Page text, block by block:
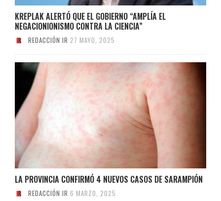
KREPLAK ALERTÓ QUE EL GOBIERNO “AMPLÍA EL
NEGACIONIONISMO CONTRA LA CIENCIA”
REDACCIÓN IR 27 MAYO, 2025
LA PROVINCIA CONFIRMÓ 4 NUEVOS CASOS DE SARAMPIÓN
REDACCIÓN IR 6 MARZO, 2025